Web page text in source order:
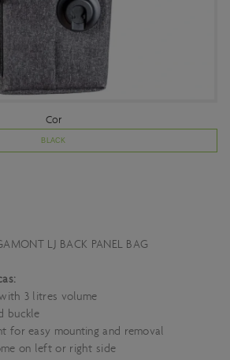
Cor
BLACK
LJ BACK PANEL BAG
3 litres volume
buckle
for easy mounting and removal
on left or right side